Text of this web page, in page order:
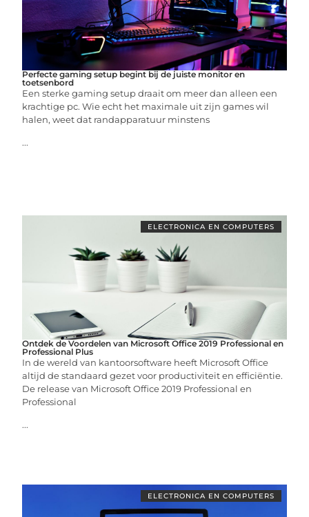
Perfecte gaming setup begint bij de juiste monitor en
toetsenbord
Een sterke gaming setup draait om meer dan alleen een
krachtige pc. Wie echt het maximale uit zijn games wil
halen, weet dat randapparatuur minstens
...
ELECTRONICA EN COMPUTERS
Ontdek de Voordelen van Microsoft Office 2019 Professional en
Professional Plus
In de wereld van kantoorsoftware heeft Microsoft Office
altijd de standaard gezet voor productiviteit en efficiëntie.
De release van Microsoft Office 2019 Professional en
Professional
...
ELECTRONICA EN COMPUTERS